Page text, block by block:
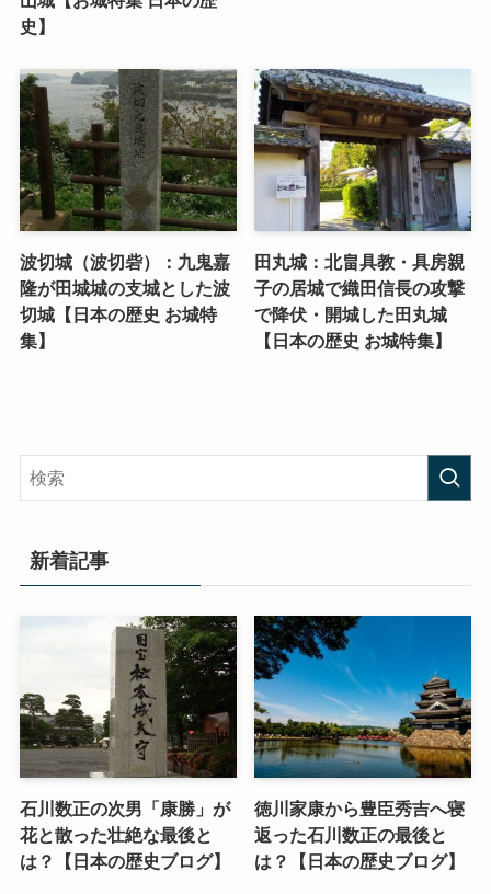
史】
波切城（波切砦）：九鬼嘉
隆が田城城の支城とした波
切城【日本の歴史 お城特
集】
田丸城：北畠具教・具房親
子の居城で織田信長の攻撃
で降伏・開城した田丸城
【日本の歴史 お城特集】
新着記事
石川数正の次男「康勝」が
花と散った壮絶な最後と
は？【日本の歴史ブログ】
徳川家康から豊臣秀吉へ寝
返った石川数正の最後と
は？【日本の歴史ブログ】